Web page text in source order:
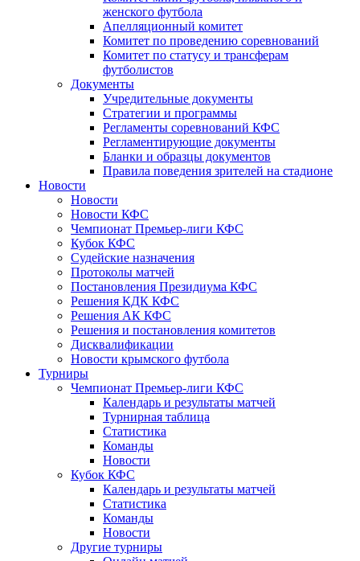
женского футбола
Апелляционный комитет
Комитет по проведению соревнований
Комитет по статусу и трансферам
футболистов
Документы
Учредительные документы
Стратегии и программы
Регламенты соревнований КФС
Регламентирующие документы
Бланки и образцы документов
Правила поведения зрителей на стадионе
Новости
Новости
Новости КФС
Чемпионат Премьер-лиги КФС
Кубок КФС
Судейские назначения
Протоколы матчей
Постановления Президиума КФС
Решения КДК КФС
Решения АК КФС
Решения и постановления комитетов
Дисквалификации
Новости крымского футбола
Турниры
Чемпионат Премьер-лиги КФС
Календарь и результаты матчей
Турнирная таблица
Статистика
Команды
Новости
Кубок КФС
Календарь и результаты матчей
Статистика
Команды
Новости
Другие турниры